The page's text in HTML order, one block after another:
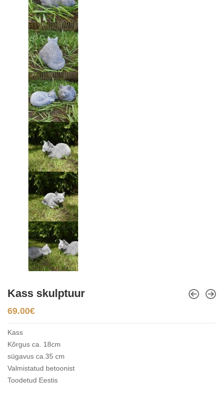
Kass skulptuur
69.00€
Kass
Kõrgus ca. 18cm
sügavus ca.35 cm
Valmistatud betoonist
Toodetud Eestis